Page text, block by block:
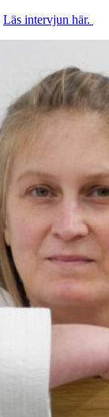
Läs intervjun här.